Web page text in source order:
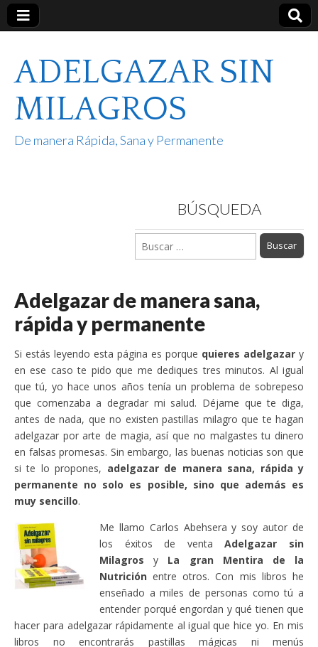
ADELGAZAR SIN
MILAGROS
De manera Rápida, Sana y Permanente
BÚSQUEDA
Buscar:
Adelgazar de manera sana,
rápida y permanente
Si estás leyendo esta página es porque quieres adelgazar y
en ese caso te pido que me dediques tres minutos. Al igual
que tú, yo hace unos años tenía un problema de sobrepeso
que comenzaba a degradar mi salud. Déjame que te diga,
antes de nada, que no existen pastillas milagro que te hagan
adelgazar por arte de magia, así que no malgastes tu dinero
en falsas promesas. Sin embargo, las buenas noticias son que
si te lo propones, adelgazar de manera sana, rápida y
permanente no solo es posible, sino que además es
muy sencillo.
Me llamo Carlos Abehsera y soy autor de
los éxitos de ventaAdelgazar sin
Milagros y La gran Mentira de la
Nutrición entre otros. Con mis libros he
enseñado a miles de personas como tú a
entender porqué engordan y qué tienen que
hacer para adelgazar rápidamente al igual que hice yo. En mis
libros no encontrarás pastillas mágicas ni menús